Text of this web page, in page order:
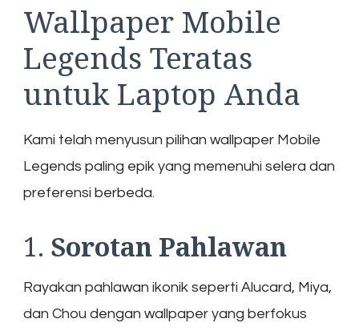
Wallpaper Mobile
Legends Teratas
untuk Laptop Anda
Kami telah menyusun pilihan wallpaper Mobile
Legends paling epik yang memenuhi selera dan
preferensi berbeda.
1. Sorotan Pahlawan
Rayakan pahlawan ikonik seperti Alucard, Miya,
dan Chou dengan wallpaper yang berfokus